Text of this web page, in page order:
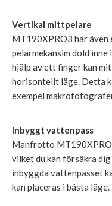
Vertikal mittpelare
MT190XPRO3 har
pelarmekansim dold
hjälp av ett finger kan
horisontellt läge. Detta
exempel
Inbyggt vattenpass
Manfrotto
vilket du kan försäkra
inbyggda vattenpasset
kan placeras i bästa läge.